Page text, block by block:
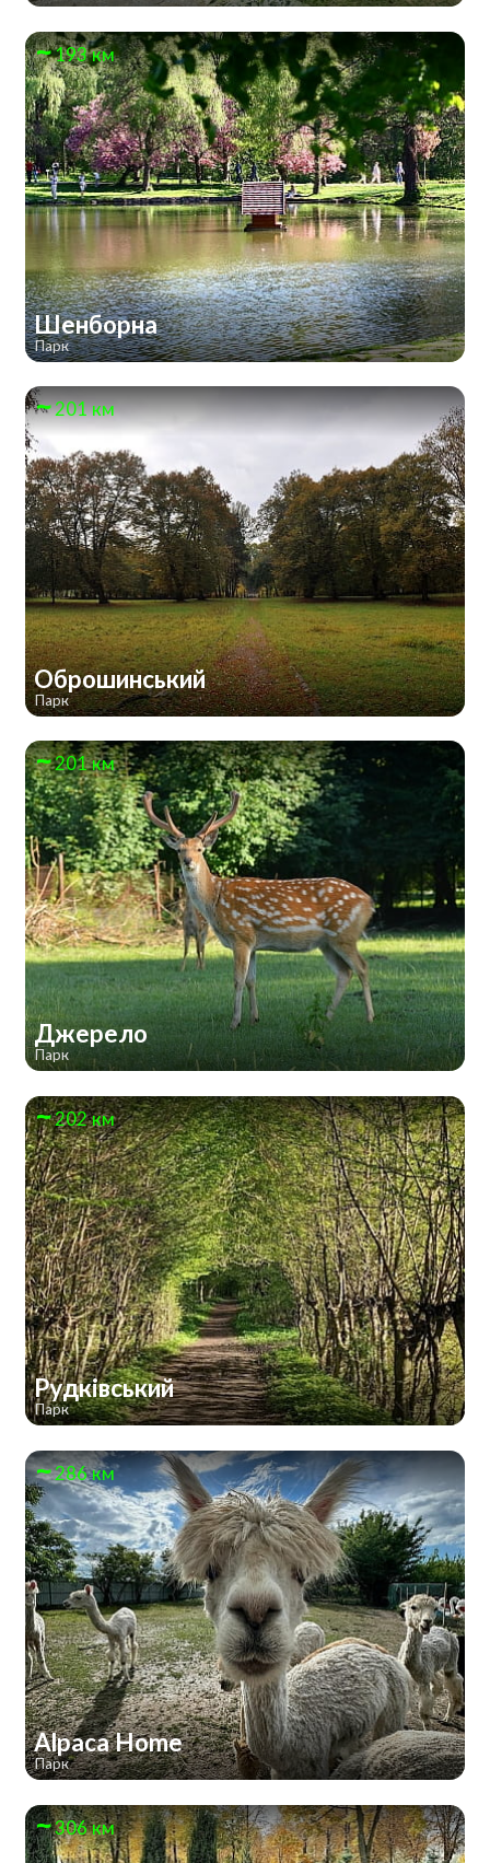
193 км
Шенборна
Парк
201 км
Оброшинський
Парк
201 км
Джерело
Парк
202 км
Рудківський
Парк
286 км
Alpaca Home
Парк
306 км